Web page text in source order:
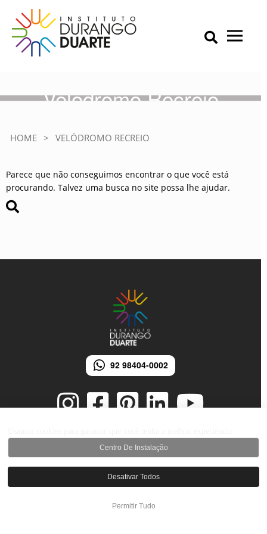
content
IDD – Instituto Durango Duarte
Instituto Durango Duarte
Primary Menu
Velódromo Recreio
HOME > VELÓDROMO RECREIO
Parece que não conseguimos encontrar o que você está
procurando. Talvez uma busca no site possa lhe ajudar.
92 98404-0002
© 2026 Instituto Durango Duarte - Todos os direitos reservados.
Desenvolvido por iMarketing Agência Digital
Centro De Instalação
Desativar Todos
Permitir Tudo